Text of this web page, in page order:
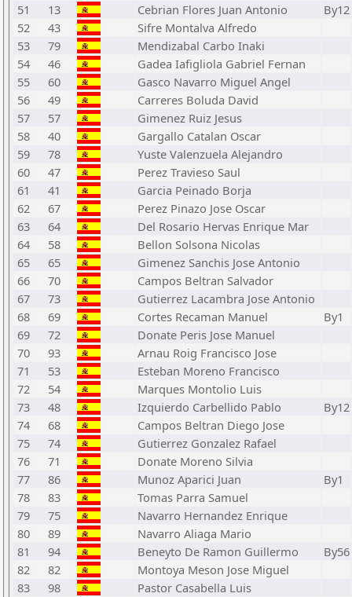
51
13 Cebrian Flores Juan Antonio
By12
52
43
Sifre Montalva Alfredo
53
79
Mendizabal Carbo Inaki
54
46
Gadea Iafigliola Gabriel Fernan
55
60
Gasco Navarro Miguel Angel
56
49
Carreres Boluda David
57
57
Gimenez Ruiz Jesus
58
40
Gargallo Catalan Oscar
59
78
Yuste Valenzuela Alejandro
60
47
Perez Travieso Saul
61
41
Garcia Peinado Borja
62
67
Perez Pinazo Jose Oscar
63
64
Del Rosario Hervas Enrique Mar
64
58
Bellon Solsona Nicolas
65
65
Gimenez Sanchis Jose Antonio
66
70
Campos Beltran Salvador
67
73
Gutierrez Lacambra Jose Antonio
68
69 Cortes Recaman Manuel
By1
69
72
Donate Peris Jose Manuel
70
93
Arnau Roig Francisco Jose
71
53
Esteban Moreno Francisco
72
54
Marques Montolio Luis
73
48 Izquierdo Carbellido Pablo
By12
74
68
Campos Beltran Diego Jose
75
74
Gutierrez Gonzalez Rafael
76
71
Donate Moreno Silvia
77
86 Munoz Aparici Juan
By1
78
83
Tomas Parra Samuel
79
75
Navarro Hernandez Enrique
80
89
Navarro Aliaga Mario
81
94 Beneyto De Ramon Guillermo
By56
82
82
Montoya Meson Jose Miguel
83
98
Pastor Casabella Luis